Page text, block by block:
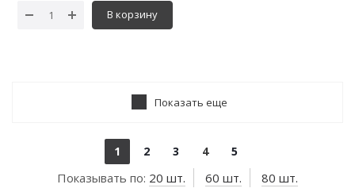
В корзину
Показать еще
1 2 3 4 5
Показывать по: 20 шт. 60 шт. 80 шт.